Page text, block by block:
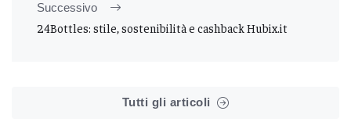
Successivo
24Bottles: stile, sostenibilità e cashback Hubix.it
Tutti gli articoli